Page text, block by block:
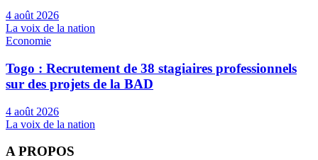
4 août 2026
La voix de la nation
Economie
Togo : Recrutement de 38 stagiaires professionnels
sur des projets de la BAD
4 août 2026
La voix de la nation
A PROPOS